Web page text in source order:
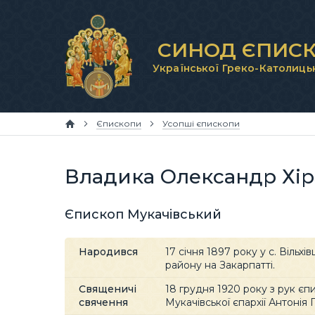
СИНОД
Української Греко-
Єпископи Усопші єпископи
Владика Олександр
Єпископ Мукачівський
Народився
17 січня 1897 року у с.
району на Закарпатті.
Священичі
свячення
18 грудня 1920 року з рук
Мукачівської єпархії Антонія